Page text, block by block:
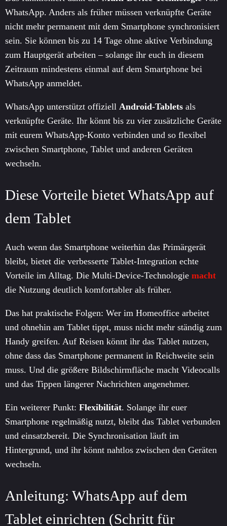
WhatsApp. Anders als früher müssen verknüpfte Geräte
nicht mehr permanent mit dem Smartphone synchronisiert
sein. Sie können bis zu 14 Tage ohne aktive Verbindung
zum Hauptgerät arbeiten – solange ihr euch in diesem
Zeitraum mindestens einmal auf dem Smartphone bei
WhatsApp anmeldet.
WhatsApp unterstützt offiziell Android-Tablets als
verknüpfte Geräte. Ihr könnt bis zu vier zusätzliche Geräte
mit eurem WhatsApp-Konto verbinden und so flexibel
zwischen Smartphone, Tablet und anderen Geräten
wechseln.
Diese Vorteile bietet WhatsApp auf
dem Tablet
Auch wenn das Smartphone weiterhin das Primärgerät
bleibt, bietet die verbesserte Tablet-Integration echte
Vorteile im Alltag. Die Multi-Device-Technologie macht
die Nutzung deutlich komfortabler als früher.
Das hat praktische Folgen: Wer im Homeoffice arbeitet
und ohnehin am Tablet tippt, muss nicht mehr ständig zum
Handy greifen. Auf Reisen könnt ihr das Tablet nutzen,
ohne dass das Smartphone permanent in Reichweite sein
muss. Und die größere Bildschirmfläche macht Videocalls
und das Tippen längerer Nachrichten angenehmer.
Ein weiterer Punkt: Flexibilität. Solange ihr euer
Smartphone regelmäßig nutzt, bleibt das Tablet verbunden
und einsatzbereit. Die Synchronisation läuft im
Hintergrund, und ihr könnt nahtlos zwischen den Geräten
wechseln.
Anleitung: WhatsApp auf dem
Tablet einrichten (Schritt für